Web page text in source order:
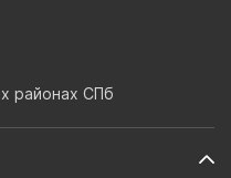
районах СПб